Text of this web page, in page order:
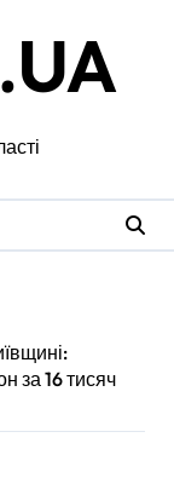
за 16 тисяч